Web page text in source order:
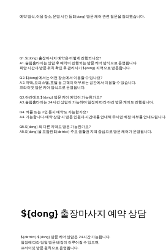
예약 방식, 이용 장소, 운영 시간 등 ${dong} 방문 케어 관련 질문을 정리했습니다.
Q1. ${dong} 출장마사지 예약은 어떻게 진행되나요?
A1. 슬림홈타이는 상담 후 예약이 진행되는 방문 케어 방식으로 운영됩니다.
희망 시간과 방문 위치 확인 후 관리사가 ${dong} 지역으로 방문합니다.
Q2. ${dong}에서는 어떤 장소에서 이용할 수 있나요?
A2. 자택, 오피스텔, 호텔 등 고객이 머무르는 공간에서 이용할 수 있습니다.
프라이빗 방문 케어 방식으로 운영됩니다.
Q3. 야간에도 ${dong} 방문 케어 예약이 가능한가요?
A3. 슬림홈타이는 24시간 상담이 가능하며 일정에 따라 야간 방문 케어도 진행됩니다.
Q4. 커플 또는 2인 동시 예약도 가능한가요?
A4. 가능합니다. 예약 상담 시 방문 인원과 시간대를 안내해 주시면 배정 여부를 안내드립니다.
Q5. ${dong} 외 다른 지역도 방문 가능한가요?
A5. ${dong}을 포함한 ${district} 주요 생활권 지역 중심으로 방문 케어가 운영됩니다.
${dong} 출장마사지 예약 상담
${district} ${dong} 방문 케어 상담은 24시간 가능합니다.
일정에 따라 당일 방문 배정이 이루어질 수 있으며,
프라이빗 방문 원칙으로 운영됩니다.